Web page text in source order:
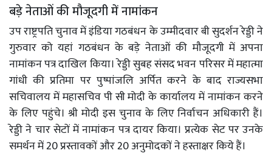
बड़े नेताओं की मौजूदगी में नामांकन
उप राष्ट्रपति चुनाव में इंडिया गठबंधन के उम्मीदवार बी सुदर्शन रेड्डी ने
गुरुवार को यहां गठबंधन के बड़े नेताओं की मौजूदगी में अपना
नामांकन पत्र दाखिल किया। रेड्डी सुबह संसद भवन परिसर में महात्मा
गांधी की प्रतिमा पर पुष्पांजलि अर्पित करने के बाद राज्यसभा
सचिवालय में महासचिव पी सी मोदी के कार्यालय में नामांकन करने
के लिए पहुंचे। श्री मोदी इस चुनाव के लिए निर्वाचन अधिकारी हैं।
रेड्डी ने चार सेटों में नामांकन पत्र दायर किया। प्रत्येक सेट पर उनके
समर्थन में 20 प्रस्तावकों और 20 अनुमोदकों ने हस्ताक्षर किये हैं।